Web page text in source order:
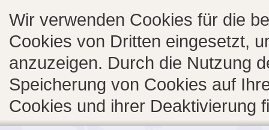
Wir verwenden Cookies für die
Cookies von Dritten eingesetzt,
anzuzeigen. Durch die Nutzung
Speicherung von Cookies auf
Cookies und ihrer Deaktivierung